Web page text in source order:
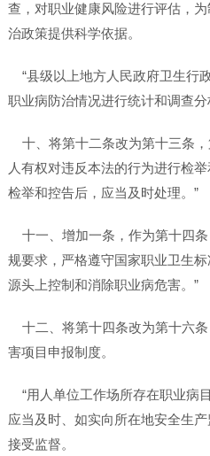
查，对职业健康风险进行评估，
治政策提供科学依据。
“县级以上地方人民政府卫生行
职业病防治情况进行统计和调查分
十、将第十二条改为第十三条，
人有权对违反本法的行为进行检
检举和控告后，应当及时处理。”
十一、增加一条，作为第十四
规要求，严格遵守国家职业卫生
源头上控制和消除职业病危害。”
十二、将第十四条改为第十六
害项目申报制度。
“用人单位工作场所存在职业病
应当及时、如实向所在地安全生
接受监督。